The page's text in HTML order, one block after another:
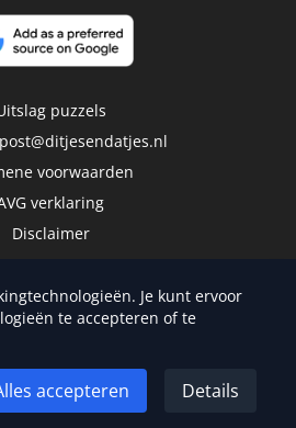
puzzels
post@ditjesendatjes.nl
voorwaarden
verklaring
Disclaimer
Je kunt ervoor
te accepteren of te
accepteren Details